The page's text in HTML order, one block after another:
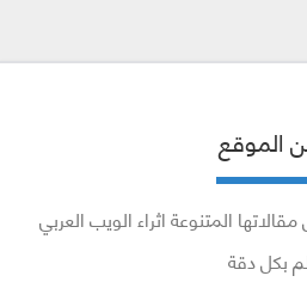
الموقع
المتنوعة اثراء الويب العربي
بكل دقة